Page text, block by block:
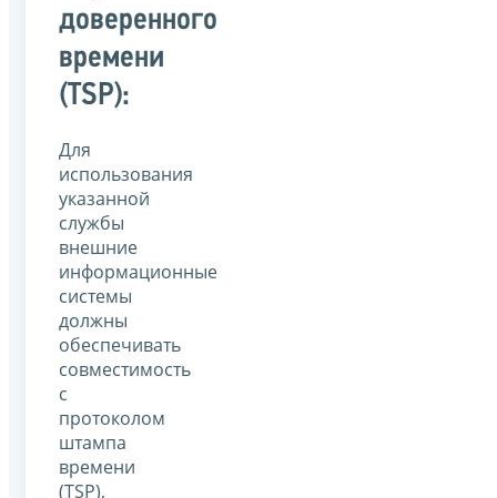
доверенного
времени
(TSP):
Для
использования
указанной
службы
внешние
информационные
системы
должны
обеспечивать
совместимость
с
протоколом
штампа
времени
(TSP),